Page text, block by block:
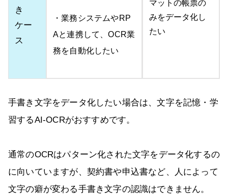
き
ケー
ス
・業務システムやRP
Aと連携して、OCR業
務を自動化したい
マットの帳票の
みをデータ化し
たい
手書き文字をデータ化したい場合は、文字を記憶・学
習するAI-OCRがおすすめです。
通常のOCRはパターン化された文字をデータ化するの
に向いていますが、契約書や申込書など、人によって
文字の癖が変わる手書き文字の認識はできません。